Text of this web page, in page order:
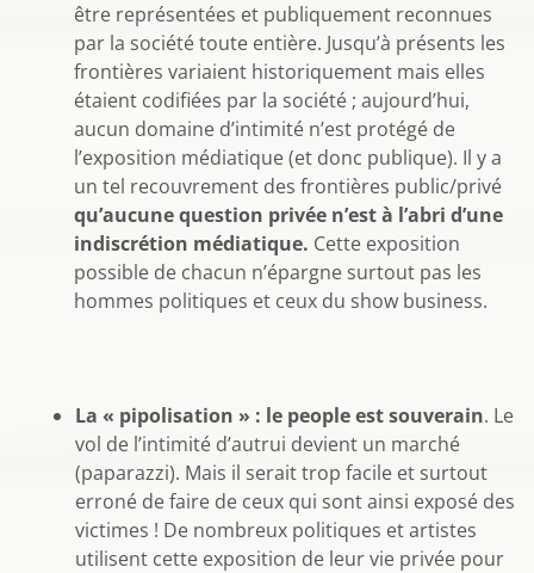
être représentées et publiquement reconnues
par la société toute entière. Jusqu’à présents les
frontières variaient historiquement mais elles
étaient codifiées par la société ; aujourd’hui,
aucun domaine d’intimité n’est protégé de
l’exposition médiatique (et donc publique). Il y a
un tel recouvrement des frontières public/privé
qu’aucune question privée n’est à l’abri d’une
indiscrétion médiatique. Cette exposition
possible de chacun n’épargne surtout pas les
hommes politiques et ceux du show business.
La « pipolisation » : le people est souverain. Le
vol de l’intimité d’autrui devient un marché
(paparazzi). Mais il serait trop facile et surtout
erroné de faire de ceux qui sont ainsi exposé des
victimes ! De nombreux politiques et artistes
utilisent cette exposition de leur vie privée pour